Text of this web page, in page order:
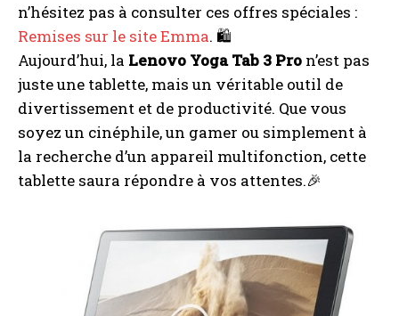
n’hésitez pas à consulter ces offres spéciales :
Remises sur le site Emma. 🛍️
Aujourd’hui, la Lenovo Yoga Tab 3 Pro n’est pas
juste une tablette, mais un véritable outil de
divertissement et de productivité. Que vous
soyez un cinéphile, un gamer ou simplement à
la recherche d’un appareil multifonction, cette
tablette saura répondre à vos attentes.🎉